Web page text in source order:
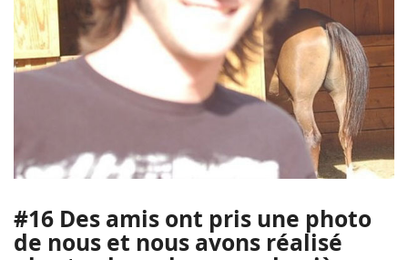
#16 Des amis ont pris une photo
de nous et nous avons réalisé